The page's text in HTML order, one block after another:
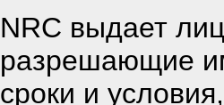
NRC выдает
разрешающие
сроки и